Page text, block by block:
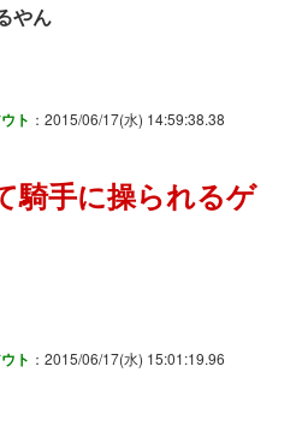
やん
ト ：2015/06/17(水) 14:59:38.38
騎手に操られるゲ
ト ：2015/06/17(水) 15:01:19.96